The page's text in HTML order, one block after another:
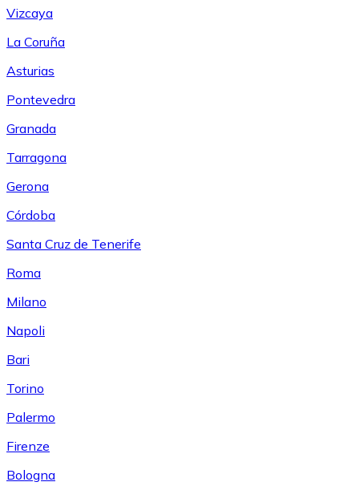
Vizcaya
La Coruña
Asturias
Pontevedra
Granada
Tarragona
Gerona
Córdoba
Santa Cruz de Tenerife
Roma
Milano
Napoli
Bari
Torino
Palermo
Firenze
Bologna